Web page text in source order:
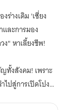
ร่างเดิม 'เซี่ยง
และการมอง
ง" หาเลี้ยงชีพ!
ทั้งสังคม! เพราะ
ปสู่การเปิดโปง